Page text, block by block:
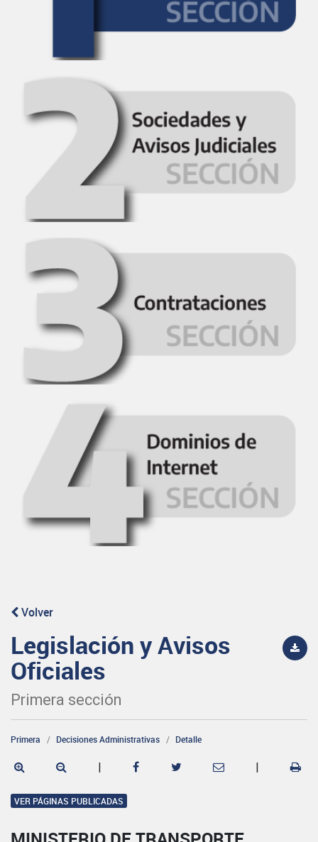
Volver
Legislación y Avisos
Oficiales
Primera sección
Primera Decisiones Administrativas Detalle
| |
VER PÁGINAS PUBLICADAS